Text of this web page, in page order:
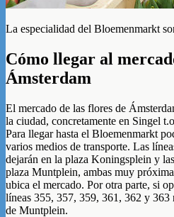
La especialidad del Bloemenmarkt
Cómo llegar al
Ámsterdam
El mercado de las flores de
la ciudad, concretamente en Singel
Para llegar hasta el Bloemenmarkt
varios medios de transporte. Las
dejarán en la plaza Koningsplein y
plaza Muntplein, ambas muy
ubica el mercado. Por otra parte, si
líneas 355, 357, 359, 361, 362 y 363
de Muntplein.